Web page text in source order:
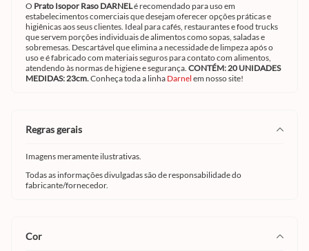
O Prato Isopor Raso DARNELé recomendado para uso em
estabelecimentos comerciais que desejam oferecer opções práticas e
higiênicas aos seus clientes. Ideal para cafés, restaurantes e food trucks
que servem porções individuais de alimentos como sopas, saladas e
sobremesas. Descartável que elimina a necessidade de limpeza após o
uso e é fabricado com materiais seguros para contato com alimentos,
atendendo às normas de higiene e segurança. CONTÉM: 20 UNIDADES
MEDIDAS: 23cm.Conheça toda a linha Darnel em nosso site!
regras gerais
Imagens meramente ilustrativas.
Todas as informações divulgadas são de responsabilidade do
fabricante/fornecedor.
cor